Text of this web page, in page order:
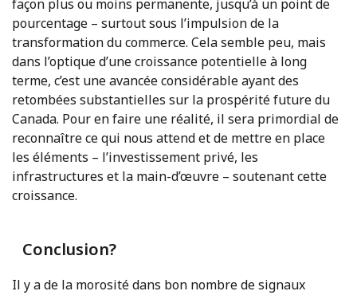
façon plus ou moins permanente, jusqu’à un point de
pourcentage – surtout sous l’impulsion de la
transformation du commerce. Cela semble peu, mais
dans l’optique d’une croissance potentielle à long
terme, c’est une avancée considérable ayant des
retombées substantielles sur la prospérité future du
Canada. Pour en faire une réalité, il sera primordial de
reconnaître ce qui nous attend et de mettre en place
les éléments – l’investissement privé, les
infrastructures et la main-d’œuvre – soutenant cette
croissance.
Conclusion?
Il y a de la morosité dans bon nombre de signaux